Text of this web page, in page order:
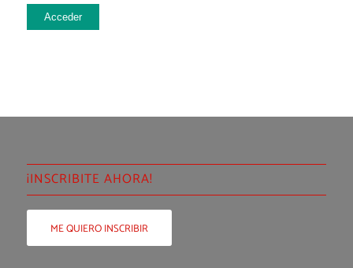
Acceder
¡INSCRIBITE AHORA!
ME QUIERO INSCRIBIR